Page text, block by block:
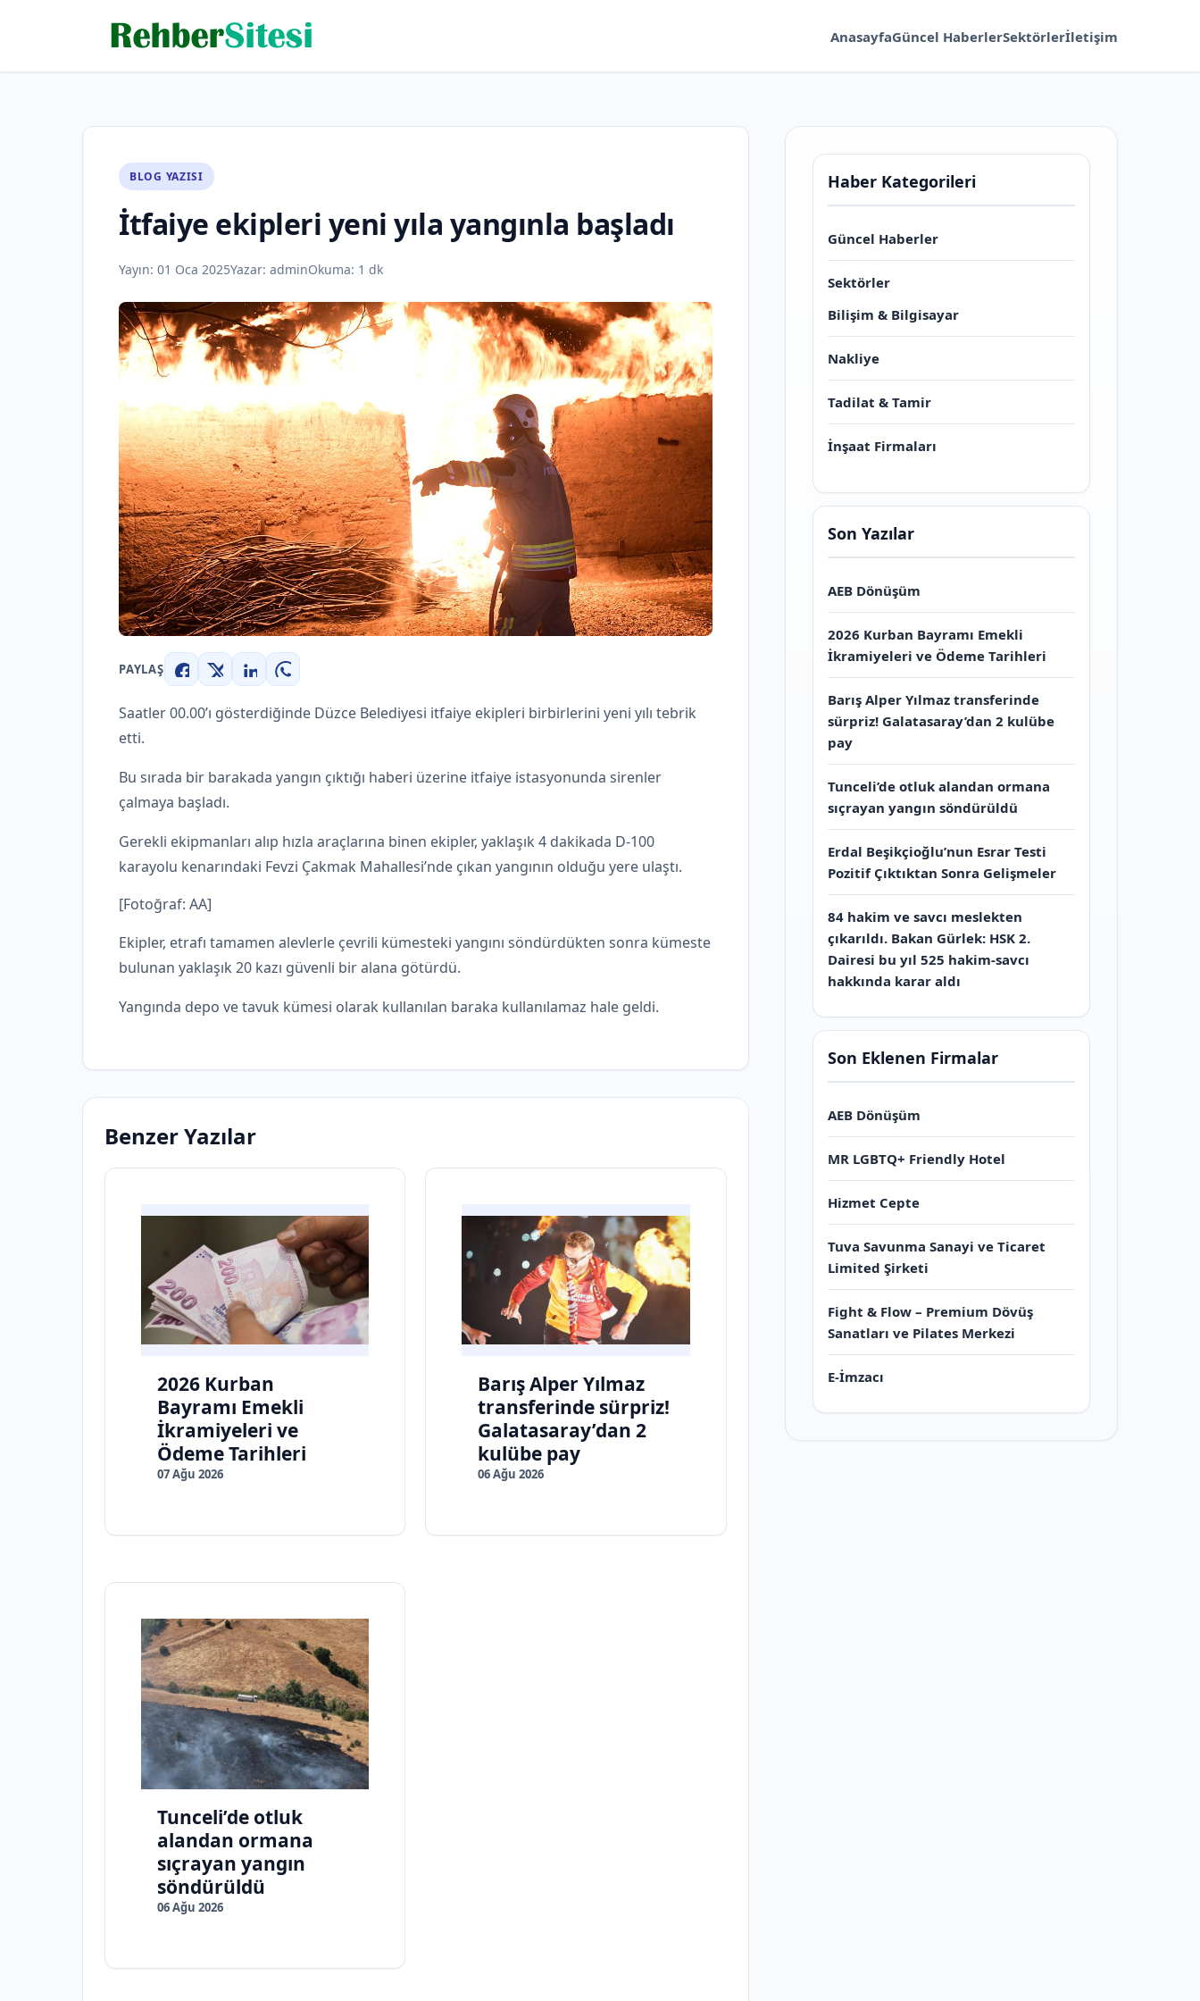
AnasayfaGüncel HaberlerSektörlerİletişim
BLOG YAZISI
İtfaiye ekipleri yeni yıla yangınla başladı
Yayın: 01 Oca 2025Yazar: adminOkuma: 1 dk
PAYLAŞ
Facebook
X LinkedInWhatsApp
Saatler 00.00’ı gösterdiğinde Düzce Belediyesi itfaiye ekipleri birbirlerini yeni yılı tebrik
etti.
Bu sırada bir barakada yangın çıktığı haberi üzerine itfaiye istasyonunda sirenler
çalmaya başladı.
Gerekli ekipmanları alıp hızla araçlarına binen ekipler, yaklaşık 4 dakikada D-100
karayolu kenarındaki Fevzi Çakmak Mahallesi’nde çıkan yangının olduğu yere ulaştı.
[Fotoğraf: AA]
Ekipler, etrafı tamamen alevlerle çevrili kümesteki yangını söndürdükten sonra kümeste
bulunan yaklaşık 20 kazı güvenli bir alana götürdü.
Yangında depo ve tavuk kümesi olarak kullanılan baraka kullanılamaz hale geldi.
Benzer Yazılar
2026 Kurban
Bayramı Emekli
İkramiyeleri ve
Ödeme Tarihleri
07 Ağu 2026
Barış Alper Yılmaz
transferinde sürpriz!
Galatasaray’dan 2
kulübe pay
06 Ağu 2026
Tunceli’de otluk
alandan ormana
sıçrayan yangın
söndürüldü
06 Ağu 2026
Haber Kategorileri
Güncel Haberler
Sektörler
Bilişim & Bilgisayar
Nakliye
Tadilat & Tamir
İnşaat Firmaları
Son Yazılar
AEB Dönüşüm
2026 Kurban Bayramı Emekli
İkramiyeleri ve Ödeme Tarihleri
Barış Alper Yılmaz transferinde
sürpriz! Galatasaray’dan 2 kulübe
pay
Tunceli’de otluk alandan ormana
sıçrayan yangın söndürüldü
Erdal Beşikçioğlu’nun Esrar Testi
Pozitif Çıktıktan Sonra Gelişmeler
84 hakim ve savcı meslekten
çıkarıldı. Bakan Gürlek: HSK 2.
Dairesi bu yıl 525 hakim-savcı
hakkında karar aldı
Son Eklenen Firmalar
AEB Dönüşüm
MR LGBTQ+ Friendly Hotel
Hizmet Cepte
Tuva Savunma Sanayi ve Ticaret
Limited Şirketi
Fight & Flow – Premium Dövüş
Sanatları ve Pilates Merkezi
E-İmzacı